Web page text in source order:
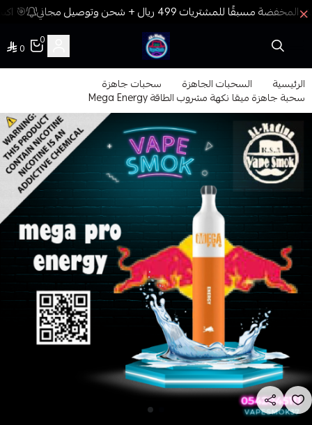
🎯
فيب المدينة
0
0
الرئيسية السحبات الجاهزة سحبات جاهزة
سحبة جاهزة ميقا نكهة مشروب الطاقة Mega Energy